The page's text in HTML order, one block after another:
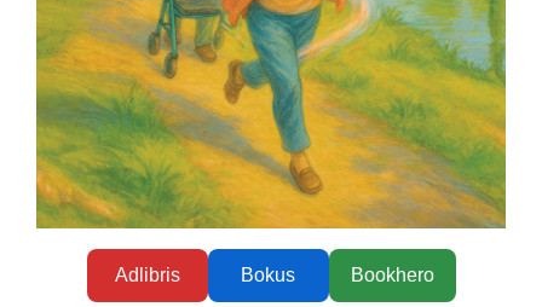
Adlibris Bokus Bookhero